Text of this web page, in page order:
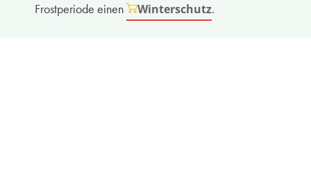
Frostperiode einen
Winterschutz.